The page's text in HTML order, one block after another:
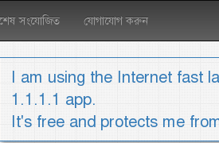
সংযোজিত যোগাযোগ করুন
I am using the Internet fast
1.1.1.1 app.
It's free and protects me